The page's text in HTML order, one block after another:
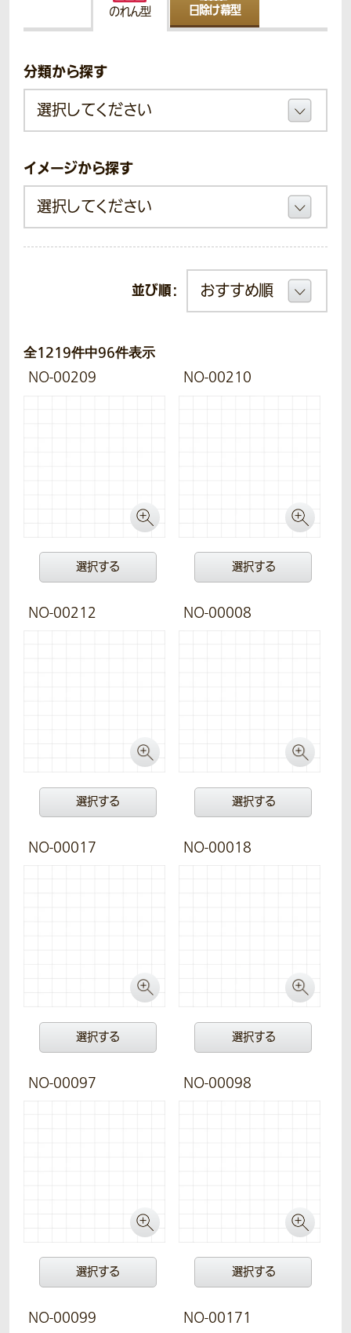
のれん型 日除け幕型
分類から探す
イメージから探す
並び順：
全1219件中96件表示
NO-00209
選択する
NO-00210
選択する
NO-00212
選択する
NO-00008
選択する
NO-00017
選択する
NO-00018
選択する
NO-00097
選択する
NO-00098
選択する
NO-00099 NO-00171